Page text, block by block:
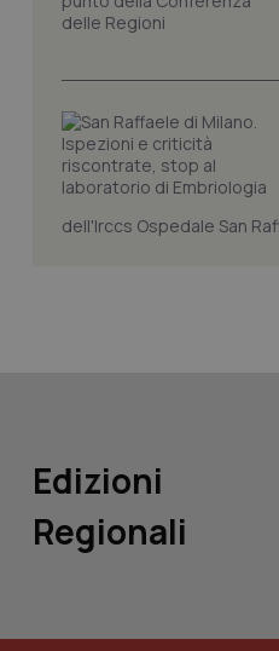
dell'Irccs Ospedale San
Edizioni
Regionali